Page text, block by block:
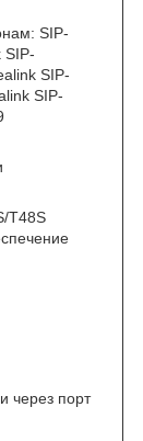
SIP-
SIP-
SIP-
SIP-
T48S
через порт